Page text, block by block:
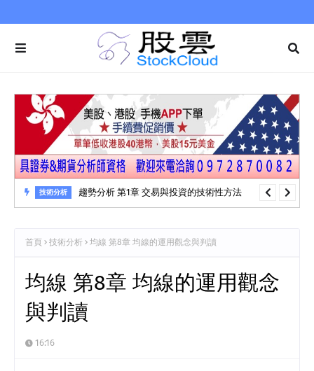
技術分析 趨勢分析 第1章 交易與投資的技術性方法
首頁 技術分析 均線 第8章 均線的運用觀念與判讀
均線 第8章 均線的運用觀念
與判讀
16:16